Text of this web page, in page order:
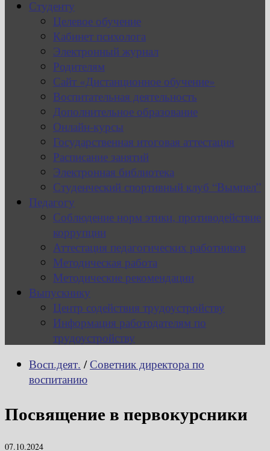
Студенту
Целевое обучение
Кабинет психолога
Электронный журнал
Родителям
Сайт «Дистанционное обучение»
Воспитательная деятельность
Дополнительное образование
Онлайн-курсы
Государственная итоговая аттестация
Расписание занятий
Электронная библиотека
Студенческий спортивный клуб “Вымпел”
Педагогу
Соблюдение норм этики, противодействие
коррупции
Аттестация педагогических работников
Методическая работа
Методические рекомендации
Выпускнику
Центр содействия трудоустройству
Информация работодателям по
трудоустройству
Восп.деят. / Советник директора по
воспитанию
Посвящение в первокурсники
07.10.2024